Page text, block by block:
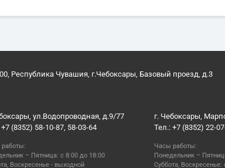
Республика Чувашия, г.Чебоксары, Базовый проезд, д.3
ул.Водопроводная, д.9/77
(8352) 58-10-87, 58-03-64
– Пятница: с 8:00 до 18:00
Воскресенье - выходной
г. Чебоксары,
Тел.: +7 (8352) 22-
Часы работы:
Понедельник –
Суббота, Воскресенье: